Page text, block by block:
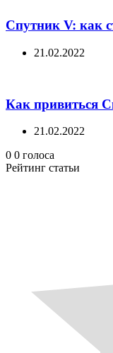
Спутник V: как
21.02.2022
Как привиться
21.02.2022
0 0 голоса
Рейтинг статьи